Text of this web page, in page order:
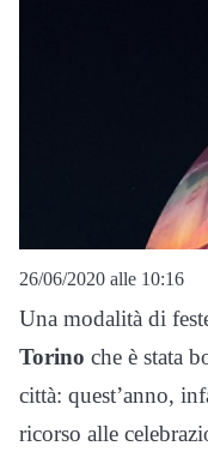
26/06/2020 alle 10:16
Una modalità di
Torino che è stata
città: quest’anno,
ricorso alle